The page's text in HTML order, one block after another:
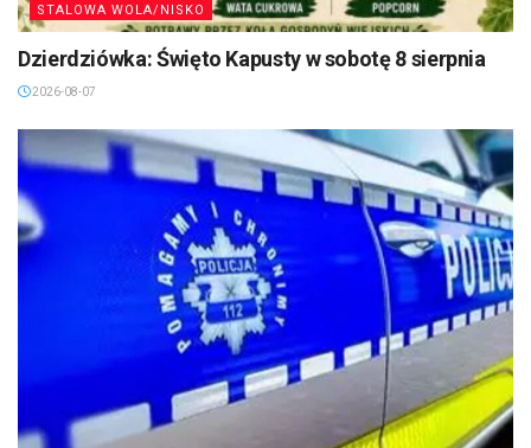
STALOWA WOLA/NISKO
Dzierdziówka: Święto Kapusty w sobotę 8 sierpnia
2026-08-07